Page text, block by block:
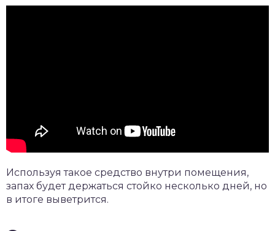
Используя такое средство внутри помещения,
запах будет держаться стойко несколько дней, но
в итоге выветрится.